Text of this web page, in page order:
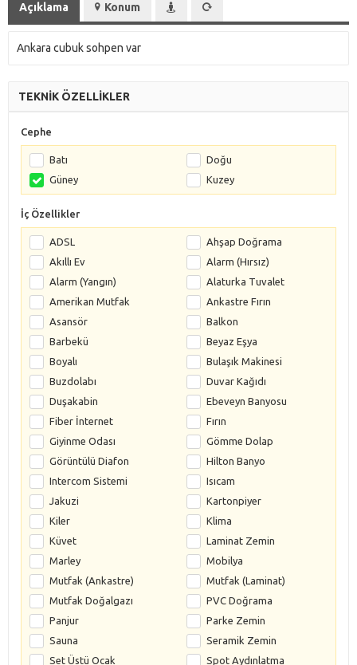
Açıklama Konum
Ankara cubuk sohpen var
TEKNİK ÖZELLİKLER
Cephe
Batı
Doğu
Güney
Kuzey
İç Özellikler
ADSL
Ahşap Doğrama
Akıllı Ev
Alarm (Hırsız)
Alarm (Yangın)
Alaturka Tuvalet
Amerikan Mutfak
Ankastre Fırın
Asansör
Balkon
Barbekü
Beyaz Eşya
Boyalı
Bulaşık Makinesi
Buzdolabı
Duvar Kağıdı
Duşakabin
Ebeveyn Banyosu
Fiber İnternet
Fırın
Giyinme Odası
Gömme Dolap
Görüntülü Diafon
Hilton Banyo
Intercom Sistemi
Isıcam
Jakuzi
Kartonpiyer
Kiler
Klima
Küvet
Laminat Zemin
Marley
Mobilya
Mutfak (Ankastre)
Mutfak (Laminat)
Mutfak Doğalgazı
PVC Doğrama
Panjur
Parke Zemin
Sauna
Seramik Zemin
Set Üstü Ocak
Spot Aydınlatma